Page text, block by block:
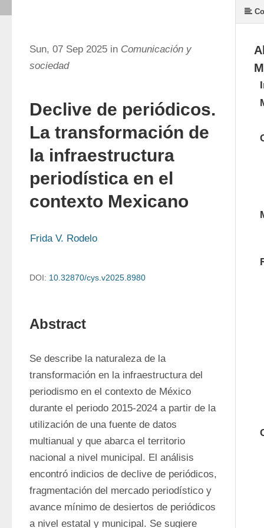
Sun, 07 Sep 2025 in Comunicación y
sociedad
Declive de periódicos.
La transformación de
la infraestructura
periodística en el
contexto Mexicano
Frida V. Rodelo
DOI: 10.32870/cys.v2025.8980
Abstract
Se describe la naturaleza de la
transformación en la infraestructura del
periodismo en el contexto de México
durante el periodo 2015-2024 a partir de la
utilización de una fuente de datos
multianual y que abarca el territorio
nacional a nivel municipal. El análisis
encontró indicios de declive de periódicos,
fragmentación del mercado periodístico y
avance mínimo de desiertos de periódicos
a nivel estatal y municipal. Se sugiere